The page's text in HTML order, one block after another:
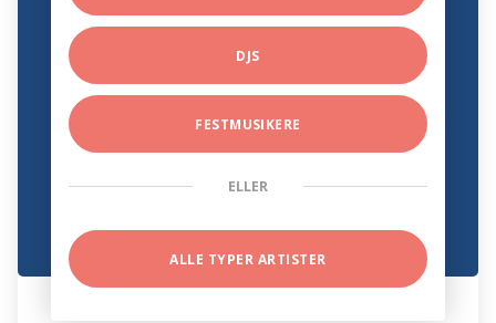
DJS
FESTMUSIKERE
ELLER
ALLE TYPER ARTISTER